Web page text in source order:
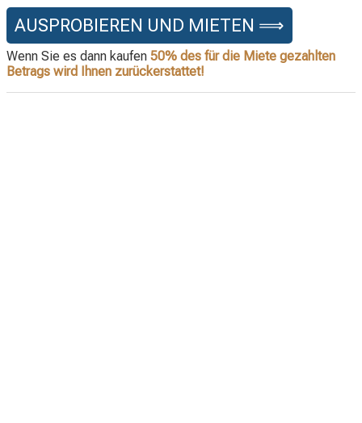
AUSPROBIEREN UND MIETEN ⟹
Wenn Sie es dann kaufen 50% des für die Miete gezahlten
Betrags wird Ihnen zurückerstattet!